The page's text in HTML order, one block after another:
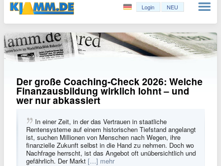
Login NEU
Der große Coaching-Check 2026: Welche
Finanzausbildung wirklich lohnt – und
wer nur abkassiert
In einer Zeit, in der das Vertrauen in staatliche
Rentensysteme auf einem historischen Tiefstand angelangt
ist, suchen Millionen von Menschen nach Wegen, ihre
finanzielle Zukunft selbst in die Hand zu nehmen. Doch wo
Nachfrage herrscht, ist das Angebot oft unübersichtlich und
gefährlich. Der Markt […] mehr